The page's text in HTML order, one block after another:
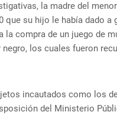
la madre del
que su hijo le había dado
la compra de un juego de
negro, los cuales fueron
incautados como los
del Ministerio